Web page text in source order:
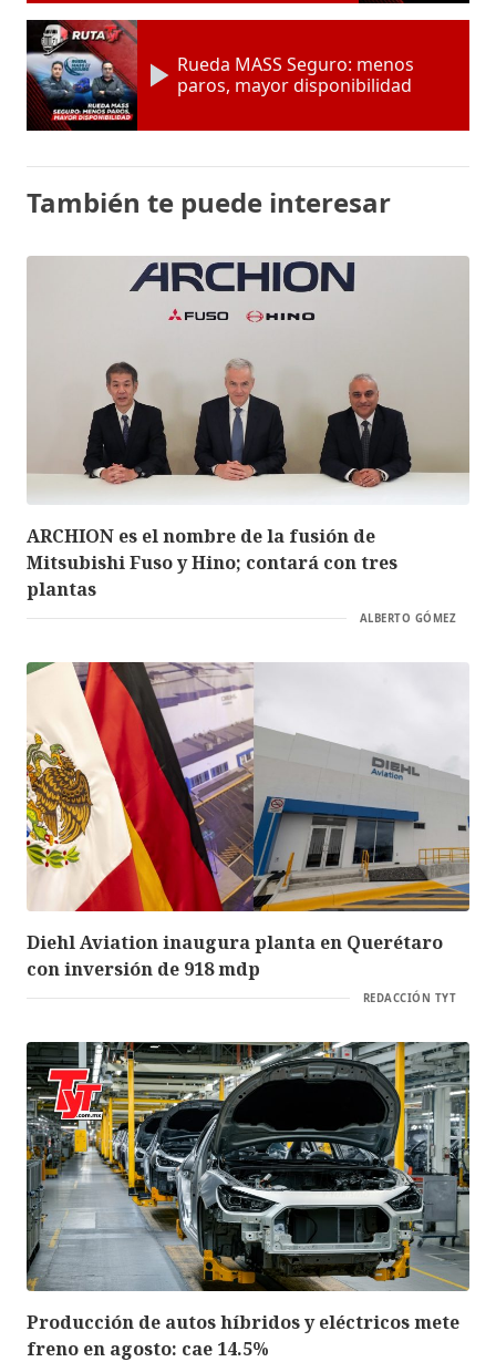
Rueda MASS Seguro: menos
paros, mayor disponibilidad
También te puede interesar
ARCHION es el nombre de la fusión de
Mitsubishi Fuso y Hino; contará con tres
plantas
ALBERTO GÓMEZ
Diehl Aviation inaugura planta en Querétaro
con inversión de 918 mdp
REDACCIÓN TYT
Producción de autos híbridos y eléctricos mete
freno en agosto: cae 14.5%